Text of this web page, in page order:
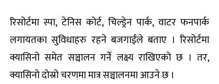
रिसोर्टमा स्पा, टेनिस कोर्ट, चिल्ड्रेन पार्क, वाटर फनपार्क
लगायतका सुविधाहरु रहने बजगाईंले बताए । रिसोर्टमा
क्यासिनो समेत सञ्चालन गर्ने लक्ष्य राखिएको छ । तर,
क्यासिनो दोस्रो चरणमा मात्र सञ्चालनमा आउने छ ।